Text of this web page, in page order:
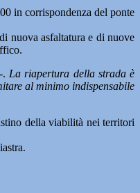
in corrispondenza del ponte
nuova asfaltatura e di nuove
La riapertura della strada è
al minimo indispensabile
della viabilità nei territori